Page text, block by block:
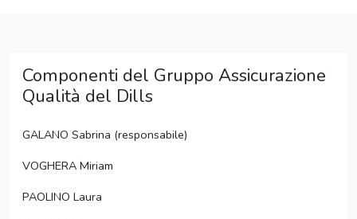
Componenti del Gruppo Assicurazione
Qualità del Dills
GALANO Sabrina (responsabile)
VOGHERA Miriam
PAOLINO Laura